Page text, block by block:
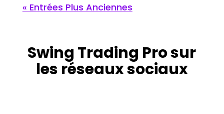
« Entrées Plus Anciennes
Swing Trading Pro sur
les réseaux sociaux